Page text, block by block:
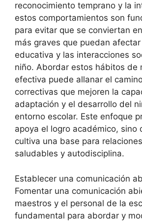
reconocimiento temprano y la
estos comportamientos son
para evitar que se conviertan
más graves que puedan
educativa y las interacciones
niño. Abordar estos hábitos de
efectiva puede allanar el
correctivas que mejoren la
adaptación y el desarrollo del
entorno escolar. Este enfoque
apoya el logro académico, sino
cultiva una base para
saludables y autodisciplina.
Establecer una comunicación
Fomentar una comunicación
maestros y el personal de la
fundamental para abordar y